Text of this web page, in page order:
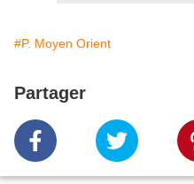
#P. Moyen Orient
Partager